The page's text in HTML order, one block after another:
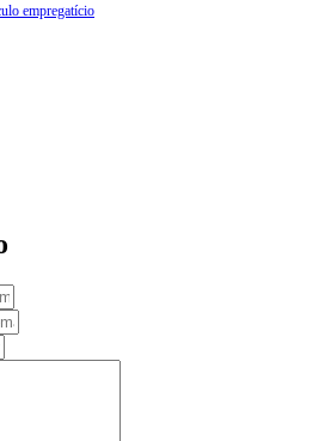
empregatício